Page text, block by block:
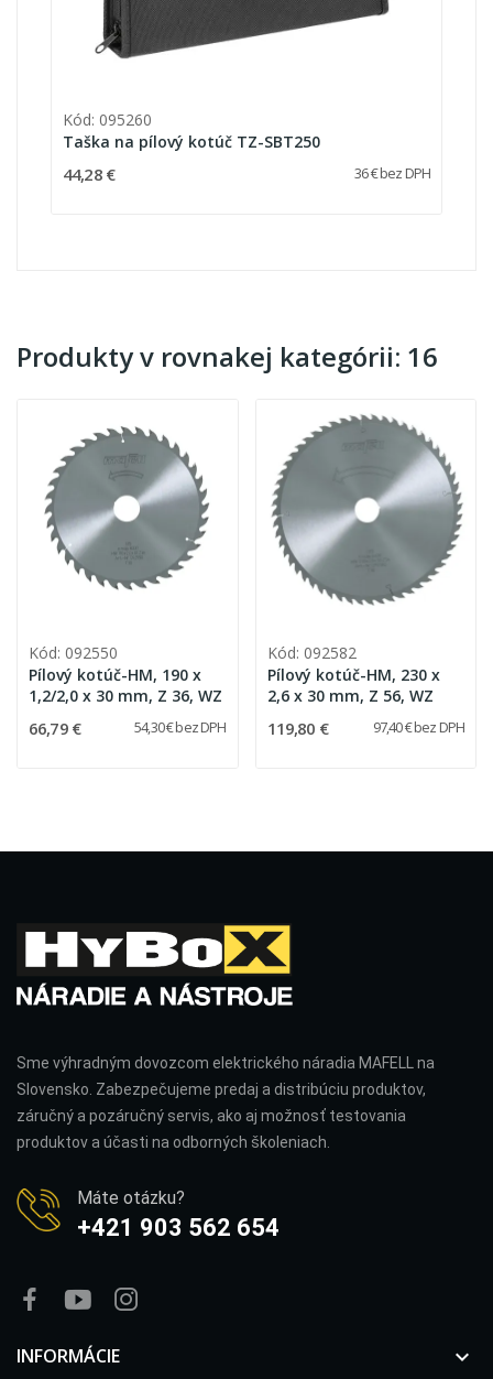
Kód: 095260
Taška na pílový kotúč TZ-SBT250
44,28 € 36 € bez DPH
Produkty v rovnakej kategórii: 16
Kód: 092550
Pílový kotúč-HM, 190 x
1,2/2,0 x 30 mm, Z 36, WZ
66,79 € 54,30 € bez DPH
Kód: 092582
Pílový kotúč-HM, 230 x
2,6 x 30 mm, Z 56, WZ
119,80 € 97,40 € bez DPH
Sme výhradným dovozcom elektrického náradia MAFELL na
Slovensko. Zabezpečujeme predaj a distribúciu produktov,
záručný a pozáručný servis, ako aj možnosť testovania
produktov a účasti na odborných školeniach.
Máte otázku?
+421 903 562 654
INFORMÁCIE 